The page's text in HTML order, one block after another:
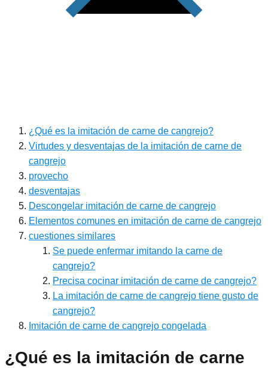
¿Qué es la imitación de carne de cangrejo?
Virtudes y desventajas de la imitación de carne de
cangrejo
provecho
desventajas
Descongelar imitación de carne de cangrejo
Elementos comunes en imitación de carne de cangrejo
cuestiones similares
Se puede enfermar imitando la carne de
cangrejo?
Precisa cocinar imitación de carne de cangrejo?
La imitación de carne de cangrejo tiene gusto de
cangrejo?
Imitación de carne de cangrejo congelada
¿Qué es la imitación de carne